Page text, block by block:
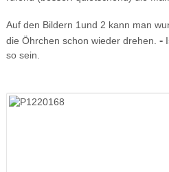
Auf den Bildern 1und 2 kann man
die Öhrchen schon wieder drehen. -
so sein.